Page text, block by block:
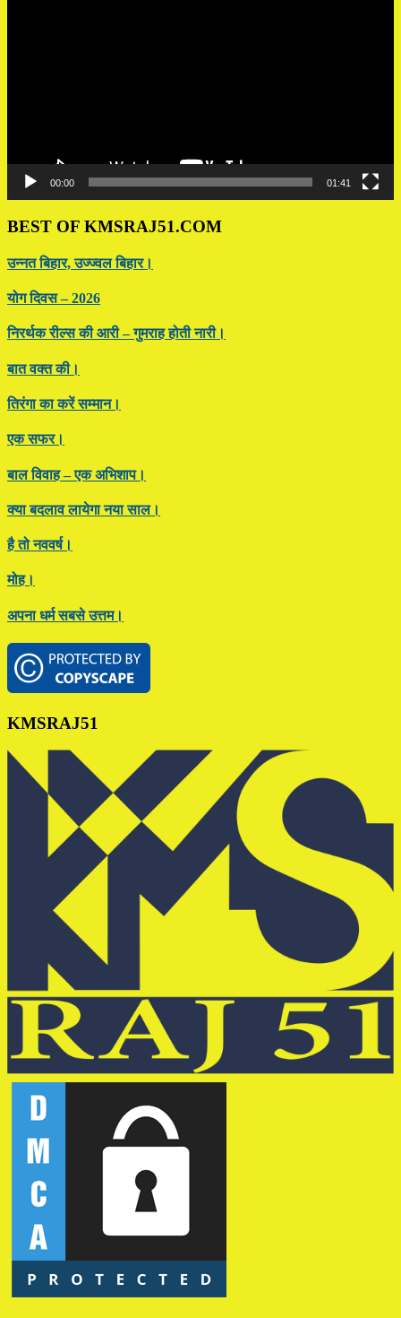
00:00 01:41
BEST OF KMSRAJ51.COM
उन्नत बिहार, उज्ज्वल बिहार।
योग दिवस – 2026
निरर्थक रील्स की आरी – गुमराह होती नारी।
बात वक्त की।
तिरंगा का करें सम्मान।
एक सफर।
बाल विवाह – एक अभिशाप।
क्या बदलाव लायेगा नया साल।
है तो नववर्ष।
मोह।
अपना धर्म सबसे उत्तम।
Footer
KMSRAJ51